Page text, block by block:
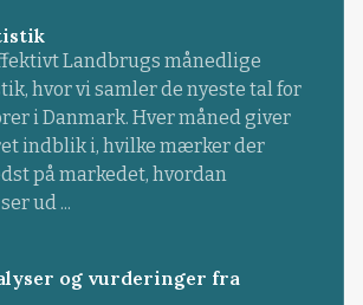
Landbrugs månedlige
hvor vi samler de nyeste tal for
i Danmark. Hver måned giver
indblik i, hvilke mærker der
på markedet, hvordan
ud ...
og vurderinger fra